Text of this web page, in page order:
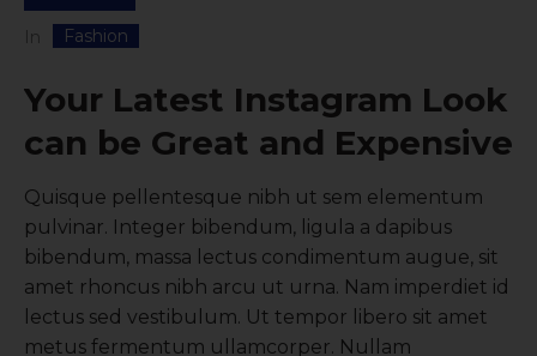
In Fashion
Your Latest Instagram Look
can be Great and Expensive
Quisque pellentesque nibh ut sem elementum
pulvinar. Integer bibendum, ligula a dapibus
bibendum, massa lectus condimentum augue, sit
amet rhoncus nibh arcu ut urna. Nam imperdiet id
lectus sed vestibulum. Ut tempor libero sit amet
metus fermentum ullamcorper. Nullam